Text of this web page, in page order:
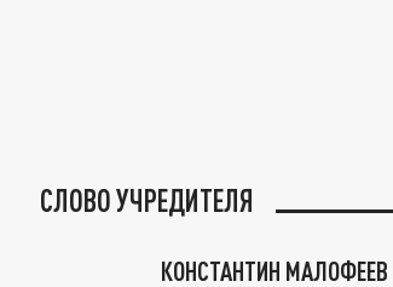
СЛОВО УЧРЕДИТЕЛЯ
КОНСТАНТИН МАЛОФЕЕВ